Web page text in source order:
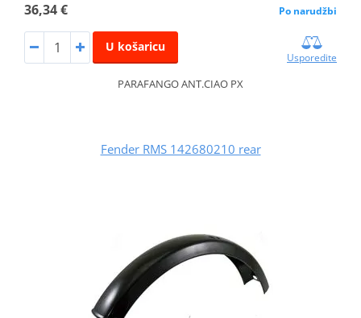
36,34 € Po narudžbi
U košaricu
Usporedite
PARAFANGO ANT.CIAO PX
Fender RMS 142680210 rear